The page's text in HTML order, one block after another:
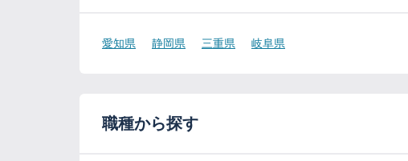
愛知県 静岡県 三重県 岐阜県
職種から探す